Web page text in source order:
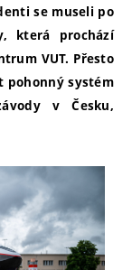
se museli po
která prochází
VUT. Přesto
pohonný systém
v Česku,